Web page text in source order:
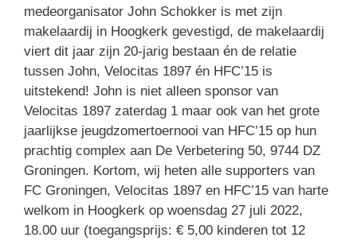
medeorganisator John Schokker is met zijn
makelaardij in Hoogkerk gevestigd, de makelaardij
viert dit jaar zijn 20-jarig bestaan én de relatie
tussen John, Velocitas 1897 én HFC’15 is
uitstekend! John is niet alleen sponsor van
Velocitas 1897 zaterdag 1 maar ook van het grote
jaarlijkse jeugdzomertoernooi van HFC’15 op hun
prachtig complex aan De Verbetering 50, 9744 DZ
Groningen. Kortom, wij heten alle supporters van
FC Groningen, Velocitas 1897 en HFC’15 van harte
welkom in Hoogkerk op woensdag 27 juli 2022,
18.00 uur (toegangsprijs: € 5,00 kinderen tot 12